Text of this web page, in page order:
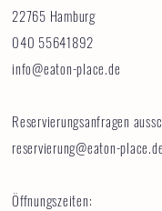
22765 Hamburg
040 55641892
info@eaton-place.de
Reservierungsanfragen
reservierung@eaton-place.de
Öffnungszeiten: